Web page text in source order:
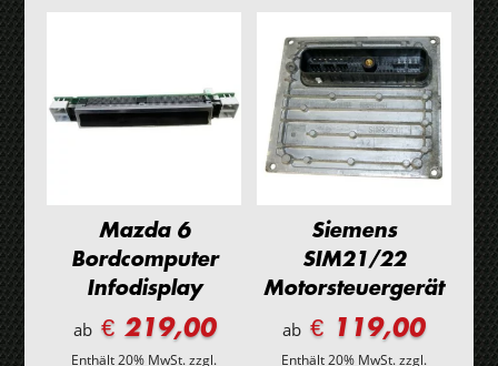
Mazda 6
Bordcomputer
Infodisplay
ab€ 219,00
Enthält 20% MwSt.zzgl.
Siemens
SIM21/22
Motorsteuergerät
ab € 119,00
Enthält 20% MwSt.zzgl.